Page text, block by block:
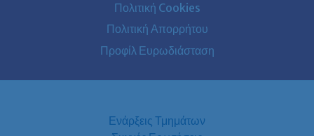
Πολιτική Cookies
Πολιτική Απορρήτου
Προφίλ Ευρωδιάσταση
Ενάρξεις Τμημάτων